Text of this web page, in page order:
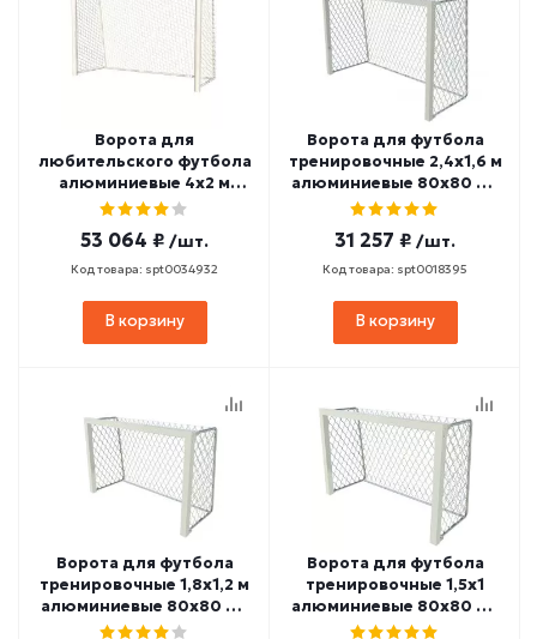
Ворота для
любительского футбола
алюминиевые 4х2 м
мобильные 100х120 мм
400-1P)
53 064 ₽ /шт.
Код товара: spt0034932
В корзину
Ворота для футбола
тренировочные 2,4х1,6 м
алюминиевые 80х80 мм
SPORTWERK (SpW-AS-
31 257 ₽ /шт.
Код товара: spt0018395
В корзину
Ворота для футбола
тренировочные 1,8х1,2 м
алюминиевые 80х80 мм
SPORTWERK (SpW-AS-
Ворота для футбола
тренировочные 1,5х1
алюминиевые 80х80 мм
SPORTWERK (SpW-AS-